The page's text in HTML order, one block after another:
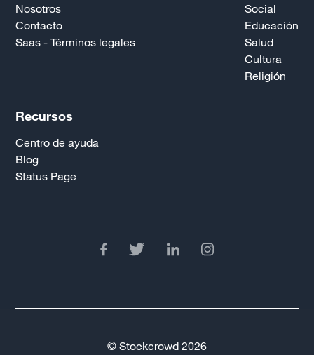
Nosotros
Contacto
Saas - Términos legales
Social
Educación
Salud
Cultura
Religión
Recursos
Centro de ayuda
Blog
Status Page
© Stockcrowd 2026